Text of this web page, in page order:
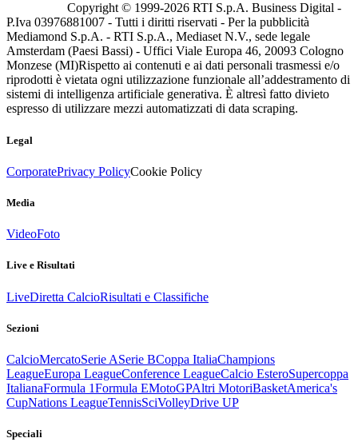
Copyright © 1999-2026 RTI S.p.A. Business Digital -
P.Iva 03976881007 - Tutti i diritti riservati - Per la pubblicità
Mediamond S.p.A. - RTI S.p.A., Mediaset N.V., sede legale
Amsterdam (Paesi Bassi) - Uffici Viale Europa 46, 20093 Cologno
Monzese (MI)Rispetto ai contenuti e ai dati personali trasmessi e/o
riprodotti è vietata ogni utilizzazione funzionale all’addestramento di
sistemi di intelligenza artificiale generativa. È altresì fatto divieto
espresso di utilizzare mezzi automatizzati di data scraping.
Legal
CorporatePrivacy PolicyCookie Policy
Media
VideoFoto
Live e Risultati
LiveDiretta CalcioRisultati e Classifiche
Sezioni
CalcioMercatoSerie ASerie BCoppa ItaliaChampions
LeagueEuropa LeagueConference LeagueCalcio EsteroSupercoppa
ItalianaFormula 1Formula EMotoGPAltri MotoriBasketAmerica's
CupNations LeagueTennisSciVolleyDrive UP
Speciali